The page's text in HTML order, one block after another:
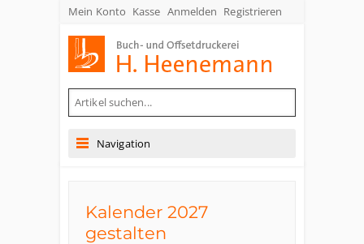
Mein Konto Kasse Anmelden Registrieren
Navigation
Kalender 2027
gestalten